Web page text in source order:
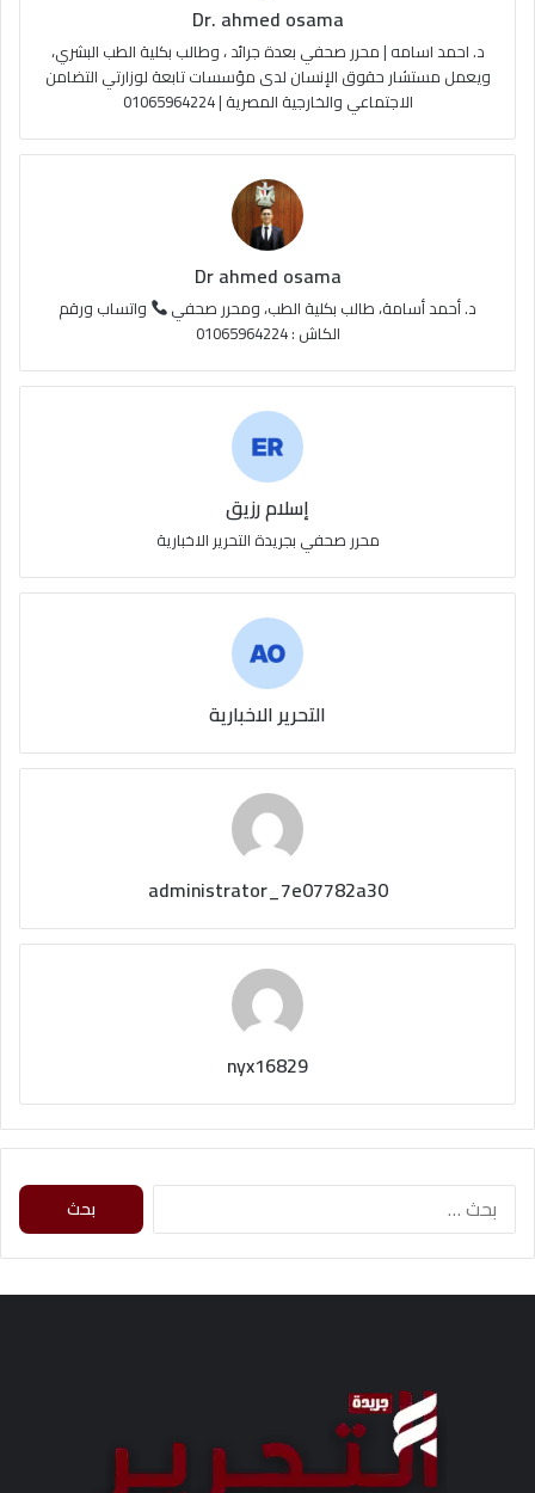
e
ا
م
م
و
R
S
S
Dr. ahmed osama
د. احمد اسامه | محرر صحفي بعدة جرائد ، وطالب بكلية الطب البشري،
ويعمل مستشار حقوق الإنسان لدى مؤسسات تابعة لوزارتي التضامن
الاجتماعي والخارجية المصرية | 01065964224
Dr ahmed osama
د. أحمد أسامة، طالب بكلية الطب، ومحرر صحفي
واتساب ورقم
الكاش : 01065964224
إسلام رزيق
محرر صحفي بجريدة التحرير الاخبارية
التحرير الاخبارية
administrator_7e07782a30
nyx16829
ث